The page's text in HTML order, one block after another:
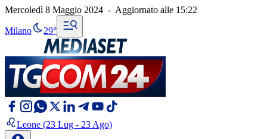
Mercoledì 8 Maggio 2024 - Aggiornato alle 15:22
Milano 29°
Leone (23 Lug - 23 Ago)